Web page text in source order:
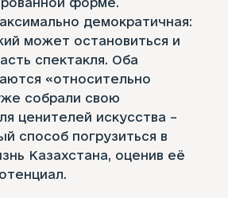
демократичная:
может остановиться и
спектакля. Оба
«относительно
собрали свою
ценителей искусства –
способ погрузиться в
Казахстана, оценив её